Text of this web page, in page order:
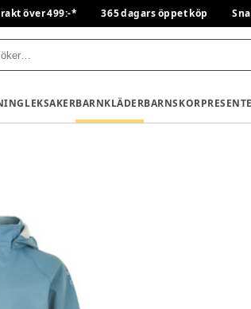
över 499:-* 365 dagars öppet köp
LEKSAKERBARNKLÄDERBARNSKOR